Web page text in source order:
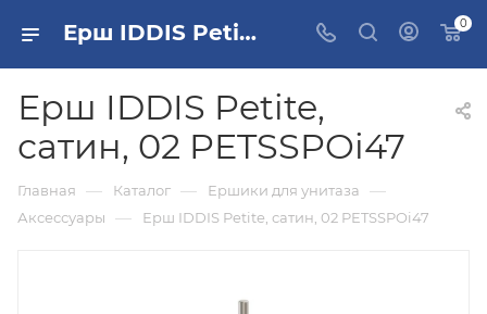
Ерш IDDIS Petite, сатин, 02 PETSSPOi47 купить в Москве 0
Ерш IDDIS Petite,
сатин, 02 PETSSPOi47
Главная — Каталог — Ершики для унитаза —
Аксессуары — Ерш IDDIS Petite, сатин, 02 PETSSPOi47